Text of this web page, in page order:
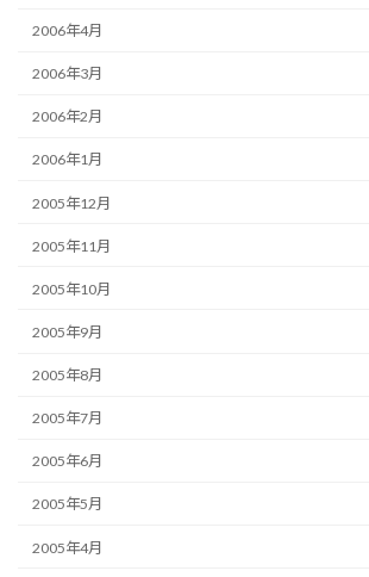
2006年4月
2006年3月
2006年2月
2006年1月
2005年12月
2005年11月
2005年10月
2005年9月
2005年8月
2005年7月
2005年6月
2005年5月
2005年4月